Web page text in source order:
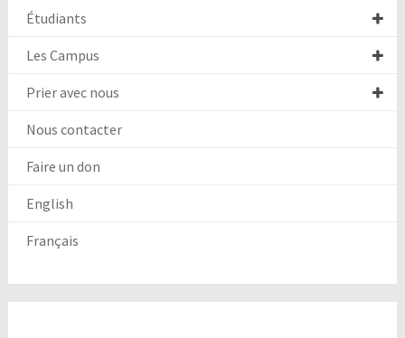
Étudiants
Les Campus
Prier avec nous
Nous contacter
Faire un don
English
Français